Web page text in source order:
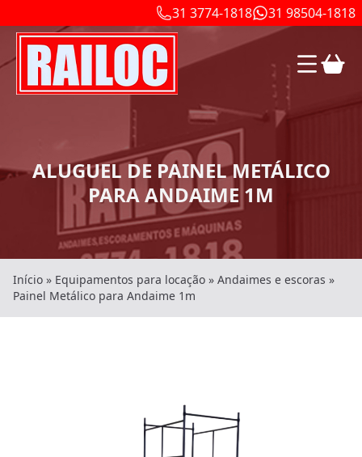
31 3774-1818 31 98504-1818
ALUGUEL DE PAINEL METÁLICO
PARA ANDAIME 1M
Início » Equipamentos para locação » Andaimes e escoras »
Painel Metálico para Andaime 1m